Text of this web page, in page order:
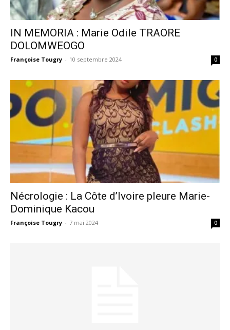
IN MEMORIA : Marie Odile TRAORE
DOLOMWEOGO
Françoise Tougry - 10 septembre 2024 0
Nécrologie : La Côte d’Ivoire pleure Marie-
Dominique Kacou
Françoise Tougry - 7 mai 2024 0